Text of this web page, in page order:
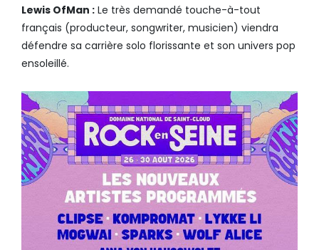
Lewis OfMan : Le très demandé touche-à-tout
français (producteur, songwriter, musicien) viendra
défendre sa carrière solo florissante et son univers pop
ensoleillé.